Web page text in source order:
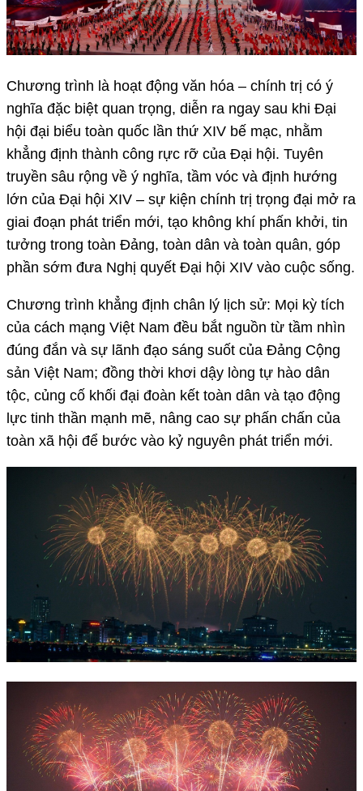
Chương trình là hoạt động văn hóa – chính trị có ý
nghĩa đặc biệt quan trọng, diễn ra ngay sau khi Đại
hội đại biểu toàn quốc lần thứ XIV bế mạc, nhằm
khẳng định thành công rực rỡ của Đại hội. Tuyên
truyền sâu rộng về ý nghĩa, tầm vóc và định hướng
lớn của Đại hội XIV – sự kiện chính trị trọng đại mở ra
giai đoạn phát triển mới, tạo không khí phấn khởi, tin
tưởng trong toàn Đảng, toàn dân và toàn quân, góp
phần sớm đưa Nghị quyết Đại hội XIV vào cuộc sống.
Chương trình khẳng định chân lý lịch sử: Mọi kỳ tích
của cách mạng Việt Nam đều bắt nguồn từ tầm nhìn
đúng đắn và sự lãnh đạo sáng suốt của Đảng Cộng
sản Việt Nam; đồng thời khơi dậy lòng tự hào dân
tộc, củng cố khối đại đoàn kết toàn dân và tạo động
lực tinh thần mạnh mẽ, nâng cao sự phấn chấn của
toàn xã hội để bước vào kỷ nguyên phát triển mới.